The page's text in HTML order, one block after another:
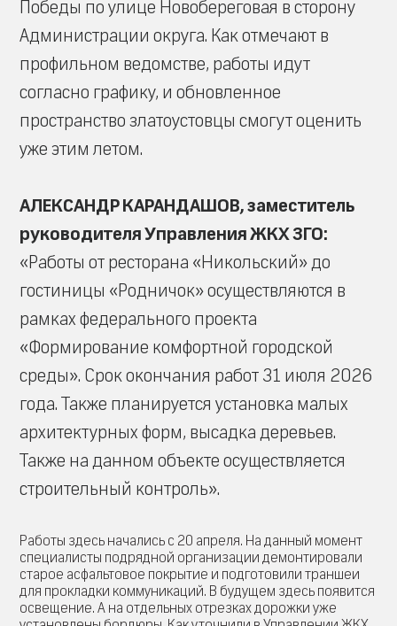
Победы по улице Новобереговая в сторону
Администрации округа. Как отмечают в
профильном ведомстве, работы идут
согласно графику, и обновленное
пространство златоустовцы смогут оценить
уже этим летом.
АЛЕКСАНДР КАРАНДАШОВ, заместитель
руководителя Управления ЖКХ ЗГО:
«Работы от ресторана «Никольский» до
гостиницы «Родничок» осуществляются в
рамках федерального проекта
«Формирование комфортной городской
среды». Срок окончания работ 31 июля 2026
года. Также планируется установка малых
архитектурных форм, высадка деревьев.
Также на данном объекте осуществляется
строительный контроль».
Работы здесь начались с 20 апреля. На данный момент
специалисты подрядной организации демонтировали
старое асфальтовое покрытие и подготовили траншеи
для прокладки коммуникаций. В будущем здесь появится
освещение. А на отдельных отрезках дорожки уже